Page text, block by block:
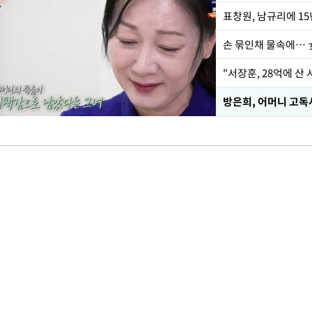
손 묶인채 물속에…
"서장훈, 28억에 산
방은희, 어머니 고